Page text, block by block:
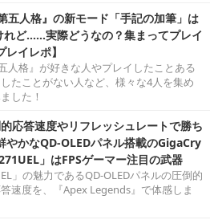
五人格』の新モード「手記の加筆」は
れど……実際どうなの？集まってプレイ
レイレポ】
人格』が好きな人やプレイしたことある
たことがない人など、様々な4人を集め
した！
応答速度やリフレッシュレートで勝ち
やかなQD-OLEDパネル搭載のGigaCry
」はFPSゲーマー注目の武器
」の魅力であるQD-OLEDパネルの圧倒的
速度を、『Apex Legends』で体感しま